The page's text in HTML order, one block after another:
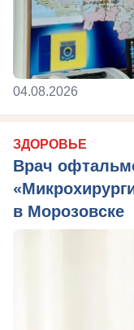
04.08.2026
ЗДОРОВЬЕ
Врач
в Морозовске